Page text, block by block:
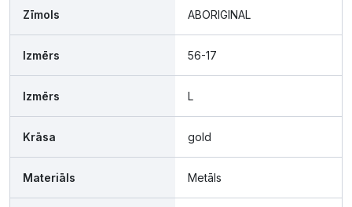
Zīmols ABORIGINAL
Izmērs 56-17
Izmērs L
Krāsa gold
Materiāls Metāls